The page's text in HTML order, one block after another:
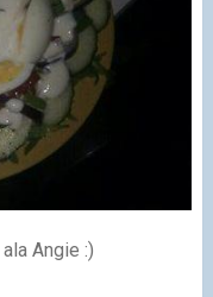
Angie :)